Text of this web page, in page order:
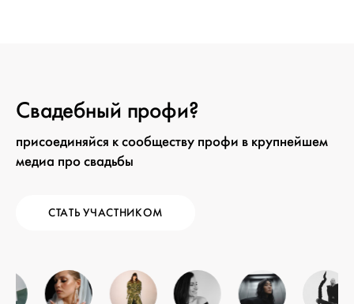
Свадебный профи?
присоединяйся к сообществу профи в крупнейшем
медиа про свадьбы
СТАТЬ УЧАСТНИКОМ